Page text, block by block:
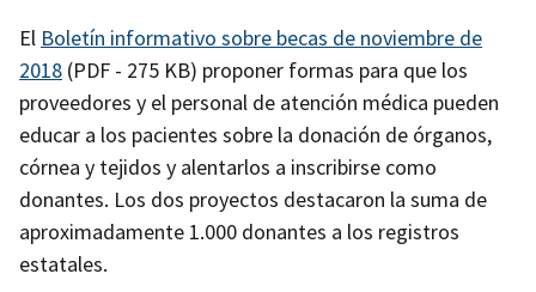
El Boletín informativo sobre becas de noviembre de
2018 (PDF - 275 KB) proponer formas para que los
proveedores y el personal de atención médica pueden
educar a los pacientes sobre la donación de órganos,
córnea y tejidos y alentarlos a inscribirse como
donantes. Los dos proyectos destacaron la suma de
aproximadamente 1.000 donantes a los registros
estatales.